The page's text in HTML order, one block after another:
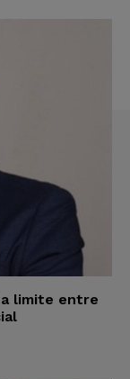
limite entre